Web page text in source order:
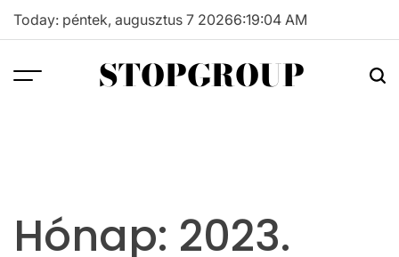
Skip
Today: péntek, augusztus 7 20266:19:04 AM
STOPGROUP
Hónap: 2023.